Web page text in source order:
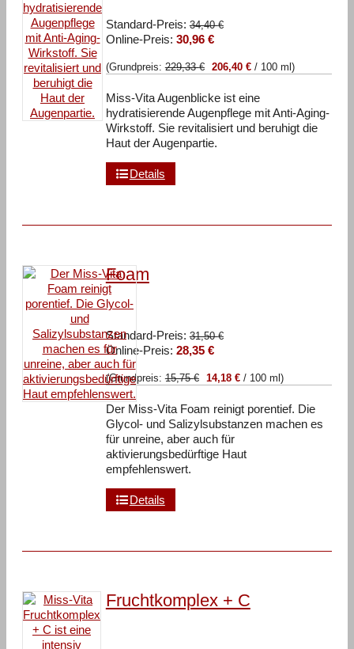
Standard-Preis: 34,40€
34,40 €
Online-Preis: 30,96 €Aktueller
ist:
(Grundpreis:229,33€ 206,40 €/ 100 ml )
Miss-Vita Augenblicke ist eine
hydratisierende Augenpflege mit Anti-Aging-
Wirkstoff. Sie revitalisiert und beruhigt die
Haut der Augenpartie.
Details
Foam
Standard-Preis: 31,50€
31,50 €
Online-Preis: 28,35 €Aktueller
ist:
(Grundpreis:15,75€ 14,18 €/ 100 ml )
Der Miss-Vita Foam reinigt porentief. Die
Glycol- und Salizylsubstanzen machen es
für unreine, aber auch für
aktivierungsbedürftige Haut
empfehlenswert.
Details
Fruchtkomplex + C